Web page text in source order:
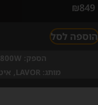
₪849
הוספה לסל
הספק: 800W
מותג:LAVOR, איטליה